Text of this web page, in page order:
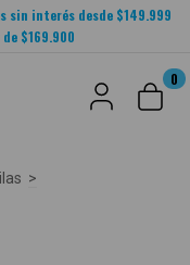
sin interés desde $149.999
$169.900
0
>